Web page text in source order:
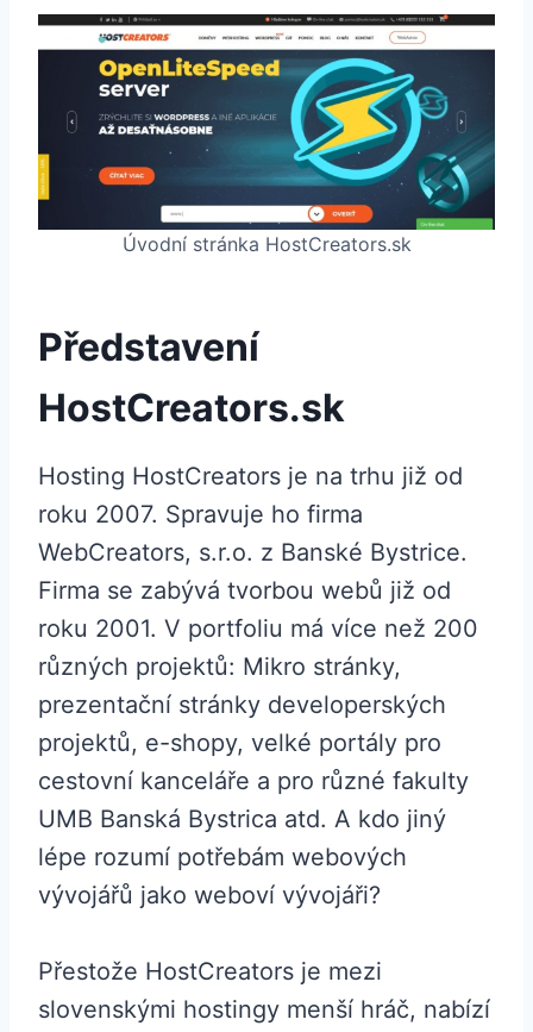
Úvodní stránka HostCreators.sk
Představení
HostCreators.sk
Hosting HostCreators je na trhu již od
roku 2007. Spravuje ho firma
WebCreators, s.r.o. z Banské Bystrice.
Firma se zabývá tvorbou webů již od
roku 2001. V portfoliu má více než 200
různých projektů: Mikro stránky,
prezentační stránky developerských
projektů, e-shopy, velké portály pro
cestovní kanceláře a pro různé fakulty
UMB Banská Bystrica atd. A kdo jiný
lépe rozumí potřebám webových
vývojářů jako weboví vývojáři?
Přestože HostCreators je mezi
slovenskými hostingy menší hráč, nabízí